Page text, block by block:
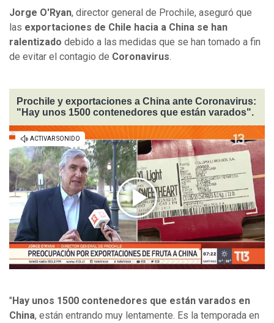
Jorge O'Ryan, director general de Prochile, aseguró que
las exportaciones de Chile hacia a China se han
ralentizado debido a las medidas que se han tomado a fin
de evitar el contagio de Coronavirus.
Prochile y exportaciones a China ante Coronavirus:
"Hay unos 1500 contenedores que están varados".
" Hay unos 1500 contenedores que están varados en
China, están entrando muy lentamente. Es la temporada en